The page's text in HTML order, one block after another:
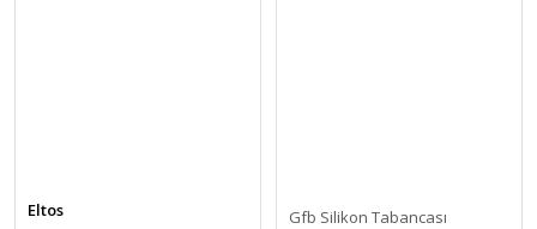
Eltos
Gfb Silikon Tabancası